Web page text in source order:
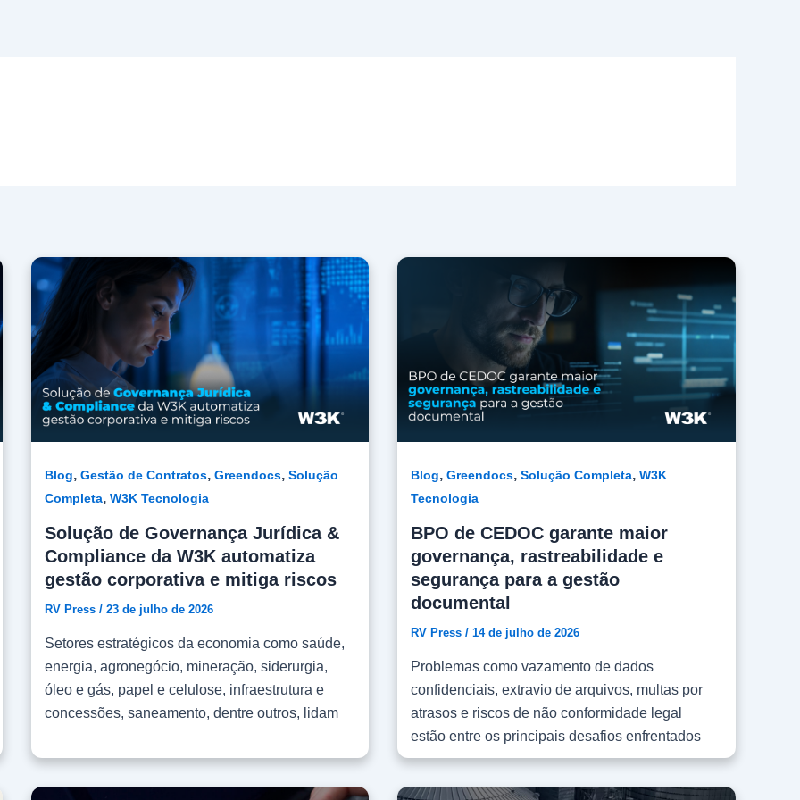
Blog, Gestão de Contratos, Greendocs, Solução
Completa, W3K Tecnologia
Solução de Governança Jurídica &
Compliance da W3K automatiza
gestão corporativa e mitiga riscos
RV Press / 23 de julho de 2026
Setores estratégicos da economia como saúde,
energia, agronegócio, mineração, siderurgia,
óleo e gás, papel e celulose, infraestrutura e
concessões, saneamento, dentre outros, lidam
múltiplos stakeholders e rígidas exigências
Blog,Greendocs,Solução Completa,W3K
Tecnologia
BPO de CEDOC garante maior
governança, rastreabilidade e
segurança para a gestão
documental
RV Press/14 de julho de 2026
Problemas como vazamento de dados
confidenciais, extravio de arquivos, multas por
atrasos e riscos de não conformidade legal
estão entre os principais desafios enfrentados
pelas empresas atualmente no que se refere à